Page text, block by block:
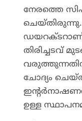
നേരത്തെ
ചെയ്തിരുന്നു.
തിരിച്ചടവ്
ചോദ്യം
ഉള്ള